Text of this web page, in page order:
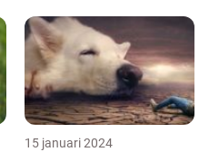
15 januari 2024